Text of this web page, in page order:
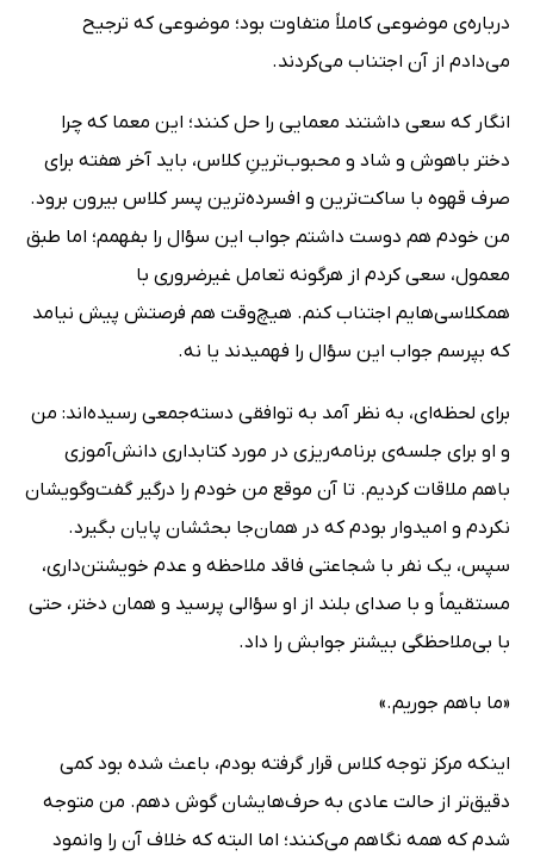
درباره‌ی موضوعی کاملاً متفاوت بود؛ موضوعی که ترجیح
می‌دادم از آن اجتناب می‌کردند.
انگار که سعی داشتند معمایی را حل کنند؛ این معما که چرا
دختر باهوش و شاد و محبوب‌ترینِ کلاس، باید آخر هفته برای
صرف قهوه با ساکت‌ترین و افسرده‌ترین پسر کلاس بیرون برود.
من خودم هم دوست داشتم جواب این سؤال را بفهمم؛ اما طبق
معمول، سعی کردم از هرگونه تعامل غیرضروری با
همکلاسی‌هایم اجتناب کنم. هیچ‌وقت هم فرصتش پیش نیامد
که بپرسم جواب این سؤال را فهمیدند یا نه.
برای لحظه‌ای، به ‌نظر آمد به توافقی دسته‌جمعی رسیده‌اند: من
و او برای جلسه‌ی برنامه‌ریزی در مورد کتابداری دانش‌آموزی
باهم ملاقات کردیم. تا آن ‌موقع من خودم را درگیر گفت‌وگویشان
نکردم و امیدوار بودم که در همان‌جا بحثشان پایان بگیرد.
سپس، یک نفر با شجاعتی فاقد ملاحظه و عدم خویشتن‌داری،
مستقیماً و با صدای بلند از او سؤالی پرسید و همان دختر، حتی
با بی‌ملاحظگی بیشتر جوابش را داد.
«ما باهم جوریم.»
اینکه مرکز توجه کلاس قرار گرفته بودم، باعث شده بود کمی
دقیق‌تر از حالت عادی به حرف‌هایشان گوش دهم. من متوجه
شدم که همه نگاهم می‌کنند؛ اما البته که خلاف آن را وانمود